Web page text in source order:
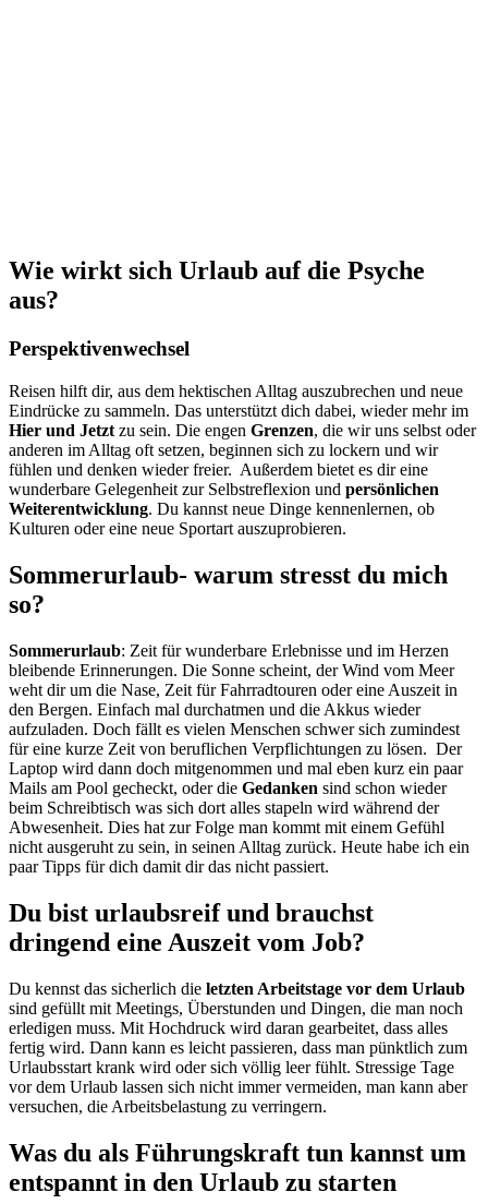
Wie wirkt sich Urlaub auf die Psyche
aus?
Perspektivenwechsel
Reisen hilft dir, aus dem hektischen Alltag auszubrechen und neue
Eindrücke zu sammeln. Das unterstützt dich dabei, wieder mehr im
Hier und Jetzt zu sein. Die engen Grenzen, die wir uns selbst oder
anderen im Alltag oft setzen, beginnen sich zu lockern und wir
fühlen und denken wieder freier. Außerdem bietet es dir eine
wunderbare Gelegenheit zur Selbstreflexion und persönlichen
Weiterentwicklung. Du kannst neue Dinge kennenlernen, ob
Kulturen oder eine neue Sportart auszuprobieren.
Sommerurlaub- warum stresst du mich
so?
Sommerurlaub: Zeit für wunderbare Erlebnisse und im Herzen
bleibende Erinnerungen. Die Sonne scheint, der Wind vom Meer
weht dir um die Nase, Zeit für Fahrradtouren oder eine Auszeit in
den Bergen. Einfach mal durchatmen und die Akkus wieder
aufzuladen. Doch fällt es vielen Menschen schwer sich zumindest
für eine kurze Zeit von beruflichen Verpflichtungen zu lösen. Der
Laptop wird dann doch mitgenommen und mal eben kurz ein paar
Mails am Pool gecheckt, oder die Gedanken sind schon wieder
beim Schreibtisch was sich dort alles stapeln wird während der
Abwesenheit. Dies hat zur Folge man kommt mit einem Gefühl
nicht ausgeruht zu sein, in seinen Alltag zurück. Heute habe ich ein
paar Tipps für dich damit dir das nicht passiert.
Du bist urlaubsreif und brauchst
dringend eine Auszeit vom Job?
Du kennst das sicherlich die letzten Arbeitstage vor dem Urlaub
sind gefüllt mit Meetings, Überstunden und Dingen, die man noch
erledigen muss. Mit Hochdruck wird daran gearbeitet, dass alles
fertig wird. Dann kann es leicht passieren, dass man pünktlich zum
Urlaubsstart krank wird oder sich völlig leer fühlt. Stressige Tage
vor dem Urlaub lassen sich nicht immer vermeiden, man kann aber
versuchen, die Arbeitsbelastung zu verringern.
Was du als Führungskraft tun kannst um
entspannt in den Urlaub zu starten